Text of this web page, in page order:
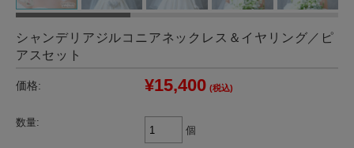
シャンデリアジルコニアネックレス＆イヤリング／ピ
アスセット
価格: ¥15,400 (税込)
数量:
個